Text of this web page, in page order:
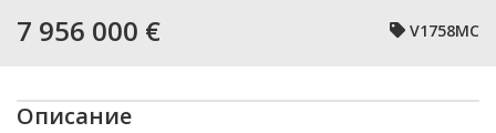
7 956 000 € V1758MC
Описание